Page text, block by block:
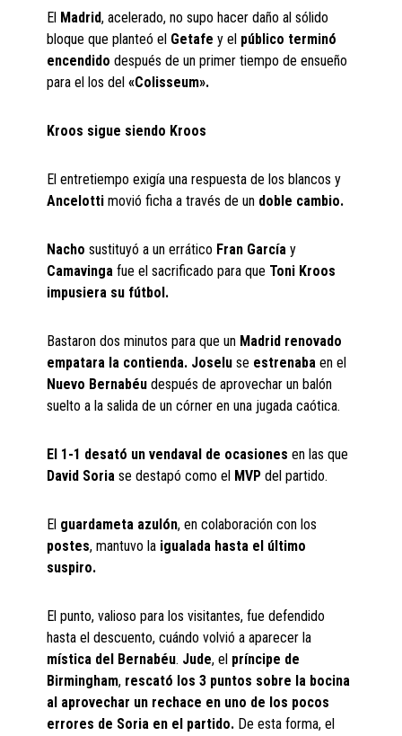
El Madrid, acelerado, no supo hacer daño al sólido
bloque que planteó el Getafe y el público terminó
encendido después de un primer tiempo de ensueño
para el los del «Colisseum».
Kroos sigue siendo Kroos
El entretiempo exigía una respuesta de los blancos y
Ancelottimovió ficha a través de un doble cambio.
Nacho sustituyó a un errático Fran García y
Camavingafue el sacrificado para que Toni Kroos
impusiera su fútbol.
Bastaron dos minutos para que un Madrid renovado
empatara la contienda. Joselu se estrenaba en el
Nuevo Bernabéu después de aprovechar un balón
suelto a la salida de un córner en una jugada caótica.
El 1-1 desató un vendaval de ocasiones en las que
David Soria se destapó como el MVPdel partido.
El guardameta azulón, en colaboración con los
postes, mantuvo la igualada hasta el último
suspiro.
El punto, valioso para los visitantes, fue defendido
hasta el descuento, cuándo volvió a aparecer la
mística del Bernabéu. Jude, el príncipe de
Birmingham, rescató los 3 puntos sobre la bocina
al aprovechar un rechace en uno de los pocos
errores de Soria en el partido. De esta forma, el